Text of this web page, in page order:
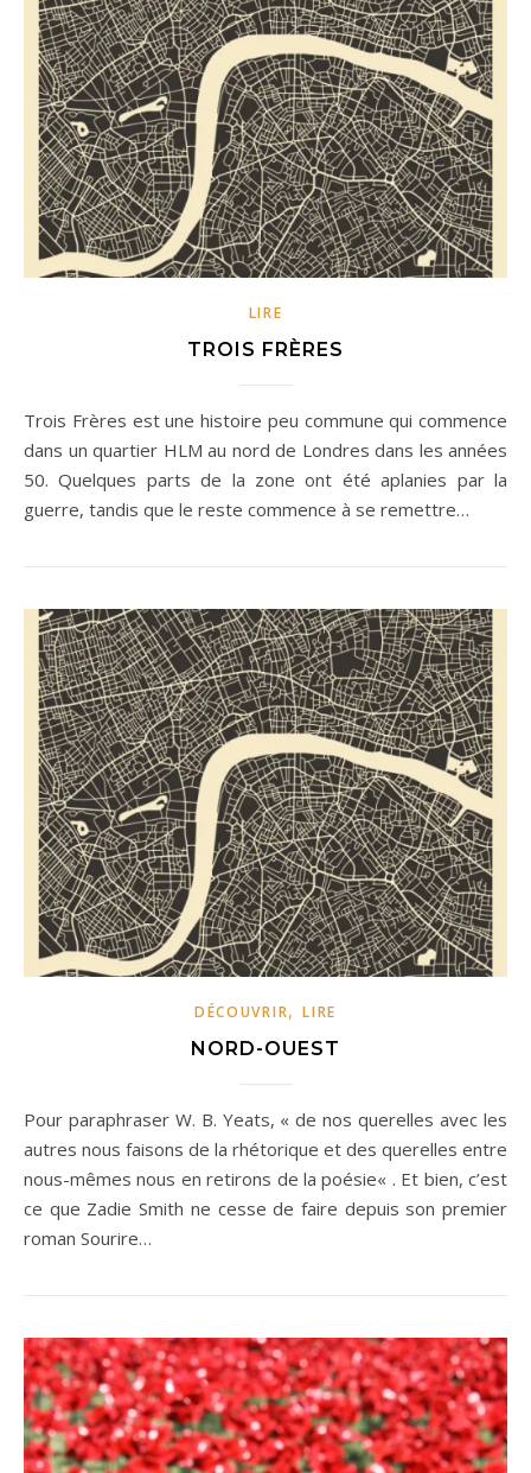
LIRE
TROIS FRÈRES
Trois Frères est une histoire peu commune qui commence
dans un quartier HLM au nord de Londres dans les années
50. Quelques parts de la zone ont été aplanies par la
guerre, tandis que le reste commence à se remettre…
DÉCOUVRIR,LIRE
NORD-OUEST
Pour paraphraser W. B. Yeats, « de nos querelles avec les
autres nous faisons de la rhétorique et des querelles entre
nous-mêmes nous en retirons de la poésie« . Et bien, c’est
ce que Zadie Smith ne cesse de faire depuis son premier
roman Sourire…